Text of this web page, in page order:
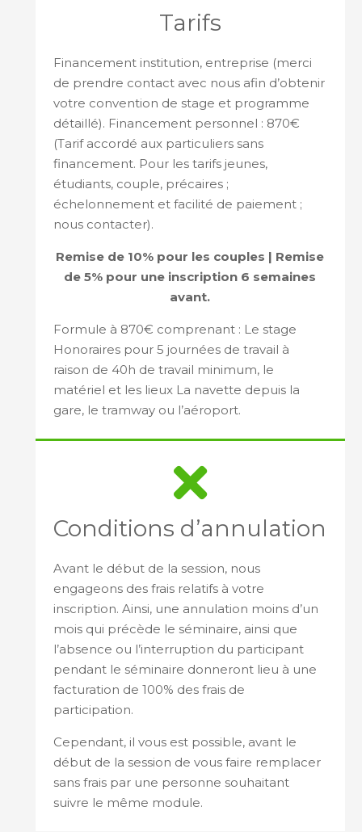
Tarifs
Financement institution, entreprise (merci
de prendre contact avec nous afin d’obtenir
votre convention de stage et programme
détaillé). Financement personnel : 870€
(Tarif accordé aux particuliers sans
financement. Pour les tarifs jeunes,
étudiants, couple, précaires ;
échelonnement et facilité de paiement ;
nous contacter).
Remise de 10% pour les couples | Remise
de 5% pour une inscription 6 semaines
avant.
Formule à 870€ comprenant : Le stage
Honoraires pour 5 journées de travail à
raison de 40h de travail minimum, le
matériel et les lieux La navette depuis la
gare, le tramway ou l’aéroport.
Conditions d’annulation
Avant le début de la session, nous
engageons des frais relatifs à votre
inscription. Ainsi, une annulation moins d’un
mois qui précède le séminaire, ainsi que
l’absence ou l’interruption du participant
pendant le séminaire donneront lieu à une
facturation de 100% des frais de
participation.
Cependant, il vous est possible, avant le
début de la session de vous faire remplacer
sans frais par une personne souhaitant
suivre le même module.